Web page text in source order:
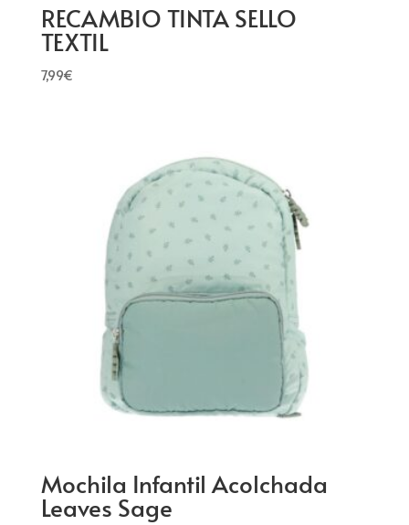
RECAMBIO TINTA SELLO
TEXTIL
7,99€
Mochila Infantil Acolchada
Leaves Sage